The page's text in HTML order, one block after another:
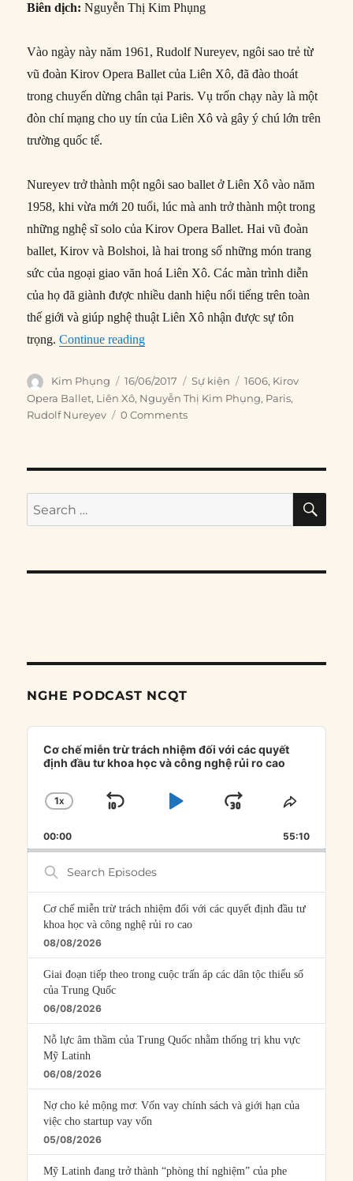
Biên dịch: Nguyễn Thị Kim Phụng
Vào ngày này năm 1961, Rudolf Nureyev, ngôi sao trẻ từ
vũ đoàn Kirov Opera Ballet của Liên Xô, đã đào thoát
trong chuyến dừng chân tại Paris. Vụ trốn chạy này là một
đòn chí mạng cho uy tín của Liên Xô và gây ý chú lớn trên
trường quốc tế.
Nureyev trở thành một ngôi sao ballet ở Liên Xô vào năm
1958, khi vừa mới 20 tuổi, lúc mà anh trở thành một trong
những nghệ sĩ solo của Kirov Opera Ballet. Hai vũ đoàn
ballet, Kirov và Bolshoi, là hai trong số những món trang
sức của ngoại giao văn hoá Liên Xô. Các màn trình diễn
của họ đã giành được nhiều danh hiệu nổi tiếng trên toàn
thế giới và giúp nghệ thuật Liên Xô nhận được sự tôn
trọng.Continue reading“16/06/1961: Ngôi sao ba lê Nureyev
Author
Kim Phụng
Posted
on
16/06/2017 Categories
Sự kiện Tags
1606, Kirov
Opera Ballet, Liên Xô, Nguyễn Thị Kim Phụng, Paris,
Rudolf Nureyev
0 Comments
Search
for:
NGHE PODCAST NCQT
Audio
Player
Cơ chế miễn trừ trách nhiệm đối với các quyết
định đầu tư khoa học và công nghệ rủi ro cao
CHANGE
RATE
1X
SKIP
PLAYJUMP
FORWARD
SHARE
00:00 55:10
Search
Episodes
Cơ chế miễn trừ trách nhiệm đối với các quyết định đầu tư
khoa học và công nghệ rủi ro cao
08/08/2026
Giai đoạn tiếp theo trong cuộc trấn áp các dân tộc thiểu số
của Trung Quốc
06/08/2026
Nỗ lực âm thầm của Trung Quốc nhằm thống trị khu vực
Mỹ Latinh
06/08/2026
Nợ cho kẻ mộng mơ: Vốn vay chính sách và giới hạn của
việc cho startup vay vốn
05/08/2026
Mỹ Latinh đang trở thành “phòng thí nghiệm” của phe